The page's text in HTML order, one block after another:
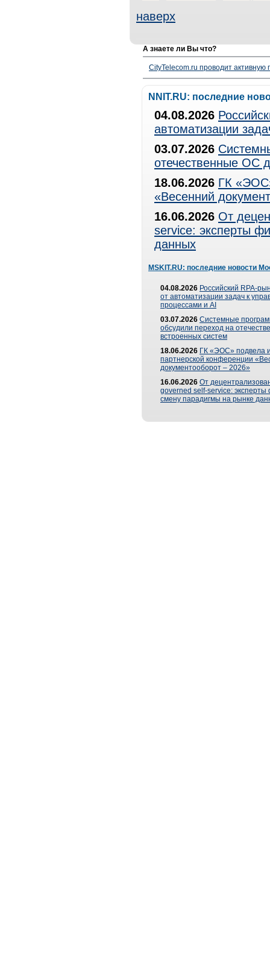
наверх
А знаете ли Вы что?
CityTelecom.ru проводит активную
NNIT.RU: последние
04.08.2026
автоматизации
03.07.2026
отечественные ОС
18.06.2026 ГК
«Весенний
16.06.2026 От
service: эксперты
данных
MSKIT.RU: последние новости
04.08.2026 Российский RPA-
от автоматизации задач к
процессами и AI
03.07.2026 Системные
обсудили переход на
встроенных систем
18.06.2026 ГК «ЭОС» подвела
партнерской конференции
документооборот – 2026»
16.06.2026 От
governed self-service: эксперты
смену парадигмы на рынке